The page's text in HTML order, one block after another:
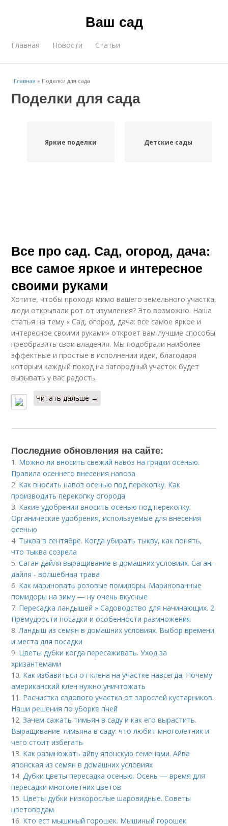
Ваш сад
Главная Новости Статьи
Главная » Поделки для сада
Поделки для сада
Яркие поделки Детские сады
Все про сад. Сад, огород, дача:
все самое яркое и интересное
своими руками
Хотите, чтобы проходя мимо вашего земельного участка,
люди открывали рот от изумления? Это возможно. Наша
статья на тему « Сад, огород, дача: все самое яркое и
интересное своими руками» откроет вам лучшие способы
преобразить свои владения. Мы подобрали наиболее
эффектные и простые в исполнении идеи, благодаря
которым каждый поход на загородный участок будет
вызывать у вас радость.
Читать дальше →
Последние обновления на сайте:
1. Можно ли вносить свежий навоз на грядки осенью.
Правила осеннего внесения навоза
2. Как вносить навоз осенью под перекопку. Как
производить перекопку огорода
3. Какие удобрения вносить осенью под перекопку.
Органические удобрения, используемые для внесения
осенью
4. Тыква в сентябре. Когда убирать тыкву, как понять,
что тыква созрела
5.Саган дайля выращивание в домашних условиях. Саган-
дайля - волшебная трава
6. Как мариновать розовые помидоры. Маринованные
помидоры на зиму — ну очень вкусные
7. Пересадка ландышей » Садоводство для начинающих. 2
Премудрости посадки и особенности размножения
8.Ландыш из семян в домашних условиях. Выбор времени
и места для посадки
9. Цветы дубки когда пересаживать. Уход за
хризантемами
10. Как избавиться от клена на участке навсегда. Почему
американский клен нужно уничтожать
11. Расчистка садового участка от зарослей кустарников.
Наши решения по уборке пней
12.Зачем сажать тимьян в саду и как его вырастить.
Выращивание тимьяна в саду: что любит многолетник и
чего стоит избегать
13. Как размножать айву японскую семенами. Айва
японская из семян в домашних условиях
14.Дубки цветы пересадка осенью. Осень — время для
пересадки многолетних цветов
15. Цветы дубки низкорослые шаровидные. Советы
цветоводам
16. Кто ест мышиный горошек. Мышиный горошек: